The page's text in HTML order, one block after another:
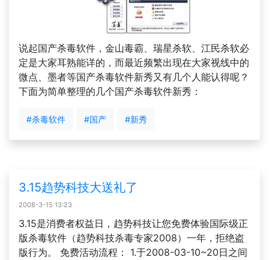
说起国产杀毒软件，金山毒霸、瑞星杀软、江民杀软必
定是大家耳熟能详的，而最近频繁出现在大家视线中的
微点、墨者等国产杀毒软件新秀又有几个人能认得呢？
下面为简单整理的几个国产杀毒软件新秀：
#杀毒软件 #国产 #新秀
3.15趋势科技大送礼了
2008-3-15 13:23
3.15是消费者权益日，趋势科技让您免费体验国际级正
版杀毒软件（趋势科技杀毒专家2008）一年，拒绝盗
版行为。 免费活动流程： 1.于2008-03-10~20日之间